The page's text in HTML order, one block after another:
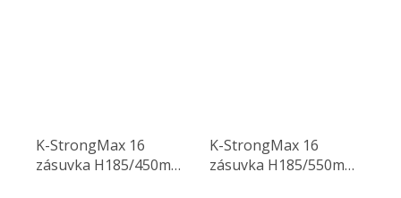
K-StrongMax 16
zásuvka H185/450mm
K-StrongMax 16
zásuvka H185/550mm